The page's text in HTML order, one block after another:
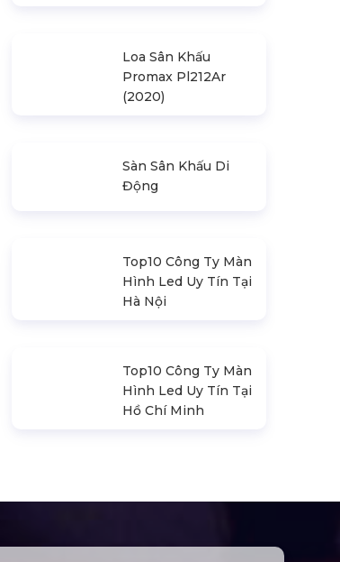
Loa Sân Khấu
Promax Pl212Ar
(2020)
Sàn Sân Khấu Di
Động
Top10 Công Ty Màn